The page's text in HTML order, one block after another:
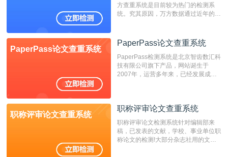
方查重系统是目前较为热门的检测系
统。究其原因，万方数据通过近年的发
检测系统，其真实性和权威性无可厚
非。其次，相对于知网而言，万方检测
费用少，上手容易，是学生初次论文查
重的推荐系统。
PaperPass论文查重系统
PaperPass论文查重系统
PaperPass检测系统是北京智齿数汇科
技有限公司旗下产品，网站诞生于
2007年，运营多年来，已经发展成为
检测速度快、精度高，市场反映良好。
职称评审论文查重系统
职称评审论文查重系统
职称评审论文检测系统针对编辑部来
稿，已发表的文献，学校、事业单位职
称论文的检测!大部分杂志社用的文献